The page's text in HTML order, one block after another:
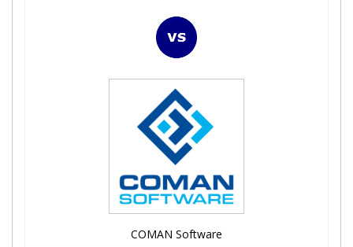
COMAN Software